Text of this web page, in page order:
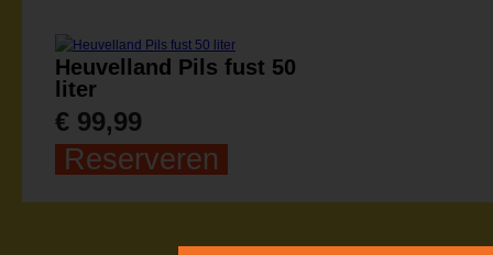
Heuvelland Pils fust 50
liter
€ 99,99
Reserveren